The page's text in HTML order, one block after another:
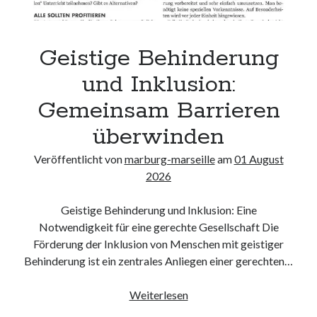
Neueste Kommentare
Juli 2026
April 2026
Januar 2026
Dezember 2025
November 2025
Oktober 2025
Geistige Behinderung
und Inklusion:
Gemeinsam Barrieren
überwinden
Veröffentlicht vonmarburg-marseilleam01 August
2026
Geistige Behinderung und Inklusion: Eine
Notwendigkeit für eine gerechte Gesellschaft Die
Förderung der Inklusion von Menschen mit geistiger
Behinderung ist ein zentrales Anliegen einer gerechten…
WeiterlesenGeistige